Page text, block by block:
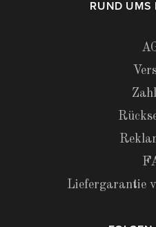
RUND UMS
Liefergarantie